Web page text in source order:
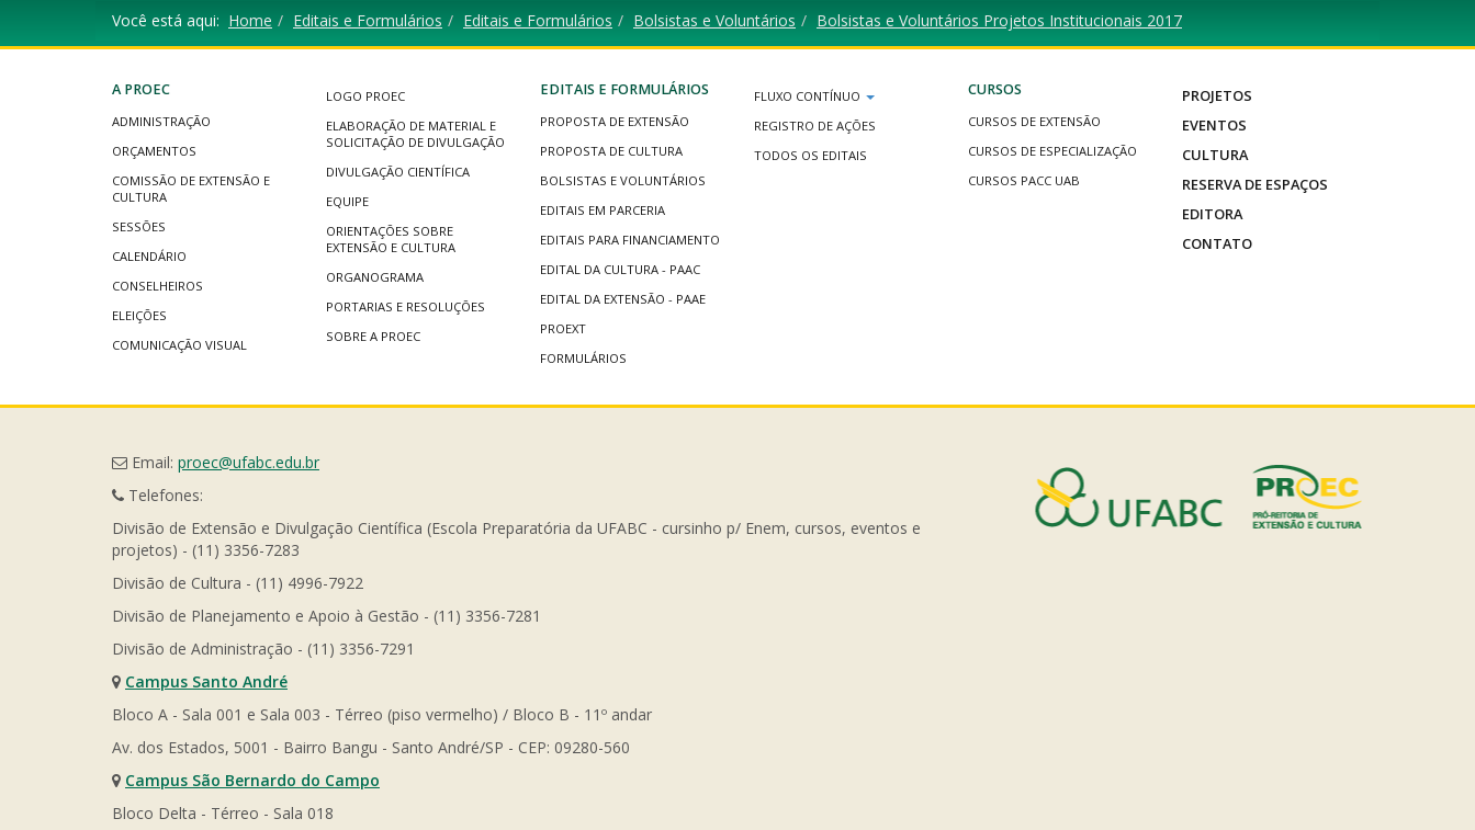
Você está aqui: Home Editais e Formulários Editais e Formulários Bolsistas e Voluntários Bolsistas e Voluntários Projetos Institucionais 2017
A PROEC
ADMINISTRAÇÃO
ORÇAMENTOS
COMISSÃO DE EXTENSÃO E
CULTURA
SESSÕES
CALENDÁRIO
CONSELHEIROS
ELEIÇÕES
COMUNICAÇÃO VISUAL
LOGO PROEC
ELABORAÇÃO DE MATERIAL E
SOLICITAÇÃO DE DIVULGAÇÃO
DIVULGAÇÃO CIENTÍFICA
EQUIPE
ORIENTAÇÕES SOBRE
EXTENSÃO E CULTURA
ORGANOGRAMA
PORTARIAS E RESOLUÇÕES
SOBRE A PROEC
EDITAIS E FORMULÁRIOS
PROPOSTA DE EXTENSÃO
PROPOSTA DE CULTURA
BOLSISTAS E VOLUNTÁRIOS
EDITAIS EM PARCERIA
EDITAIS PARA FINANCIAMENTO
EDITAL DA CULTURA - PAAC
EDITAL DA EXTENSÃO - PAAE
PROEXT
FORMULÁRIOS
FLUXO CONTÍNUO
REGISTRO DE AÇÕES
TODOS OS EDITAIS
CURSOS
CURSOS DE EXTENSÃO
CURSOS DE ESPECIALIZAÇÃO
CURSOS PACC UAB
PROJETOS
EVENTOS
CULTURA
RESERVA DE ESPAÇOS
EDITORA
CONTATO
Email: proec@ufabc.edu.br
Telefones:
Divisão de Extensão e Divulgação Científica (Escola Preparatória da UFABC - cursinho p/ Enem, cursos, eventos e
projetos) - (11) 3356-7283
Divisão de Cultura - (11) 4996-7922
Divisão de Planejamento e Apoio à Gestão - (11) 3356-7281
Divisão de Administração - (11) 3356-7291
Campus Santo André
Bloco A - Sala 001 e Sala 003 - Térreo (piso vermelho) / Bloco B - 11º andar
Av. dos Estados, 5001 - Bairro Bangu - Santo André/SP - CEP: 09280-560
Campus São Bernardo do Campo
Bloco Delta - Térreo - Sala 018